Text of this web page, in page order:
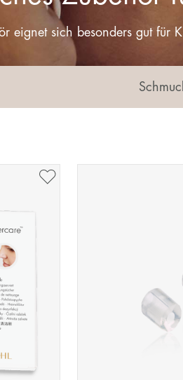
eignet sich besonders gut für